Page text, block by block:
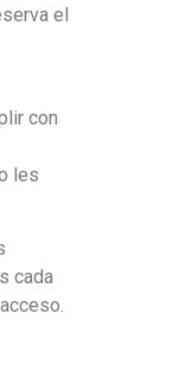
el
con
les
cada